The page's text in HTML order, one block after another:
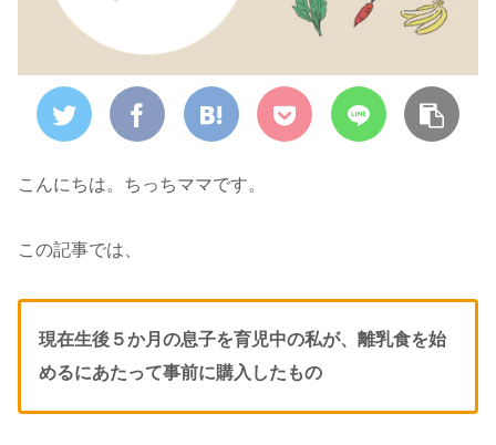
こんにちは。ちっちママです。
この記事では、
現在生後５か月の息子を育児中の私が、離乳食を始
めるにあたって事前に購入したもの